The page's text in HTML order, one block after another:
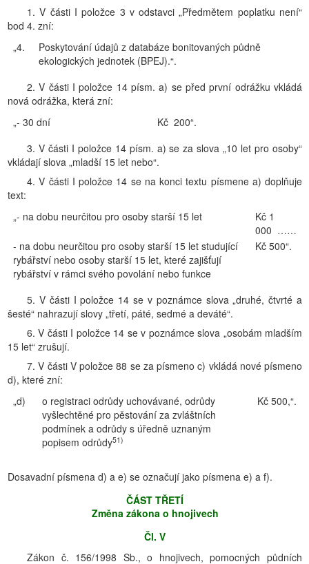
1. V části I položce 3 v odstavci „Předmětem poplatku není“
bod 4. zní:
„4.
Poskytování údajů z databáze bonitovaných půdně
ekologických jednotek (BPEJ).“.
2. V části I položce 14 písm. a) se před první odrážku vkládá
nová odrážka, která zní:
„- 30 dní
Kč 200“.
3. V části I položce 14 písm. a) se za slova „10 let pro osoby“
vkládají slova „mladší 15 let nebo“.
4. V části I položce 14 se na konci textu písmene a) doplňuje
text:
„- na dobu neurčitou pro osoby starší 15 let
Kč 1
000 ……
- na dobu neurčitou pro osoby starší 15 let studující
rybářství nebo osoby starší 15 let, které zajišťují
rybářství v rámci svého povolání nebo funkce
Kč 500“.
5. V části I položce 14 se v poznámce slova „druhé, čtvrté a
šesté“ nahrazují slovy „třetí, páté, sedmé a deváté“.
6. V části I položce 14 se v poznámce slova „osobám mladším
15 let“ zrušují.
7. V části V položce 88 se za písmeno c) vkládá nové písmeno
d), které zní:
„d)
o registraci odrůdy uchovávané, odrůdy
vyšlechtěné pro pěstování za zvláštních
podmínek a odrůdy s úředně uznaným
popisem odrůdy51)
Kč 500,“.
Dosavadní písmena d) a e) se označují jako písmena e) a f).
ČÁST TŘETÍ
Změna zákona o hnojivech
Čl. V
Zákon č. 156/1998 Sb., o hnojivech, pomocných půdních